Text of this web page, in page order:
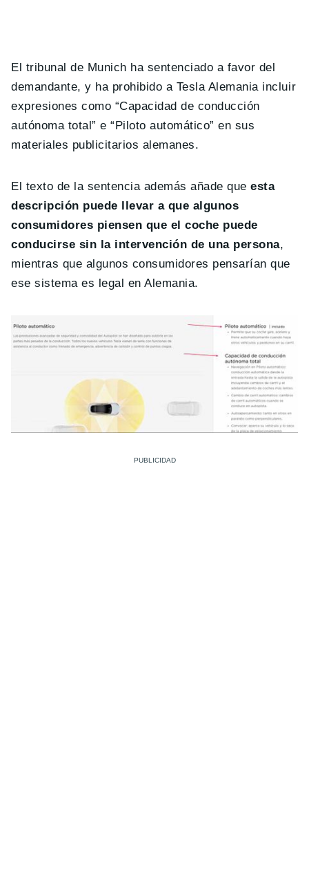
El tribunal de Munich ha sentenciado a favor del
demandante, y ha prohibido a Tesla Alemania incluir
expresiones como “Capacidad de conducción
autónoma total” e “Piloto automático” en sus
materiales publicitarios alemanes.
El texto de la sentencia además añade que esta
descripción puede llevar a que algunos
consumidores piensen que el coche puede
conducirse sin la intervención de una persona,
mientras que algunos consumidores pensarían que
ese sistema es legal en Alemania.